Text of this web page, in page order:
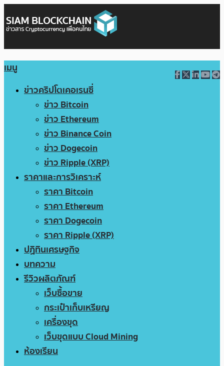
เมนู
ข่าวคริปโตเคอเรนซี่
ข่าว Bitcoin
ข่าว Ethereum
ข่าว Binance Coin
ข่าว Dogecoin
ข่าว Ripple (XRP)
ราคาและการวิเคราะห์
ราคา Bitcoin
ราคา Ethereum
ราคา Dogecoin
ราคา Ripple (XRP)
ปฏิทินเศรษฐกิจ
บทความ
รีวิวผลิตภัณฑ์
เว็บซื้อขาย
กระเป๋าเก็บเหรียญ
เครื่องขุด
เว็บขุดแบบ Cloud Mining
ห้องเรียน